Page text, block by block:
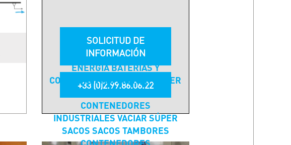
SOLICITUD DE
INFORMACIÓN
+33 (0)2.99.86.06.22
ENERGÍABATERÍAS Y
COMPONENTESLLENARSÚPER
BOLSA
CONTENEDORES
INDUSTRIALES VACIAR SÚPER
SACOS SACOS TAMBORES